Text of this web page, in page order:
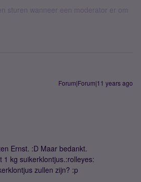
sturen wanneer een moderator er om
Forum|Forum|11 years ago
Ernst. :D Maar bedankt.
1 kg suikerklontjus.:rolleyes:
zullen zijn? :p